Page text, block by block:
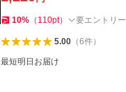
10% （ 110pt） 要エントリー
5.00（6件）
最短明日お届け